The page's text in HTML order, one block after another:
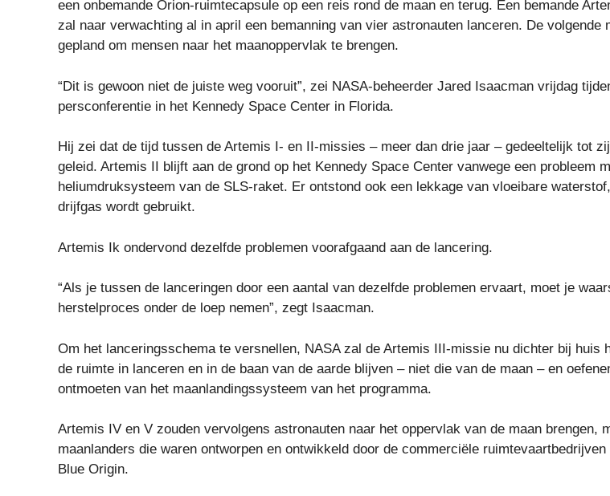
een onbemande Orion-ruimtecapsule op een reis rond de maan en terug. Een bemande
zal naar verwachting al in april een bemanning van vier astronauten lanceren. De volgende
gepland om mensen naar het maanoppervlak te brengen.
“Dit is gewoon niet de juiste weg vooruit”, zei NASA-beheerder Jared Isaacman vrijdag
persconferentie in het Kennedy Space Center in Florida.
Hij zei dat de tijd tussen de Artemis I- en II-missies – meer dan drie jaar – gedeeltelijk tot
geleid. Artemis II blijft aan de grond op het Kennedy Space Center vanwege een probleem
heliumdruksysteem van de SLS-raket. Er ontstond ook een lekkage van vloeibare
drijfgas wordt gebruikt.
Artemis Ik ondervond dezelfde problemen voorafgaand aan de lancering.
“Als je tussen de lanceringen door een aantal van dezelfde problemen ervaart, moet je
herstelproces onder de loep nemen”, zegt Isaacman.
Om het lanceringsschema te versnellen, NASA zal de Artemis III-missie nu dichter bij huis
de ruimte in lanceren en in de baan van de aarde blijven – niet die van de maan – en
ontmoeten van het maanlandingssysteem van het programma.
Artemis IV en V zouden vervolgens astronauten naar het oppervlak van de maan brengen,
maanlanders die waren ontworpen en ontwikkeld door de commerciële ruimtevaartbedrijven
Blue Origin.